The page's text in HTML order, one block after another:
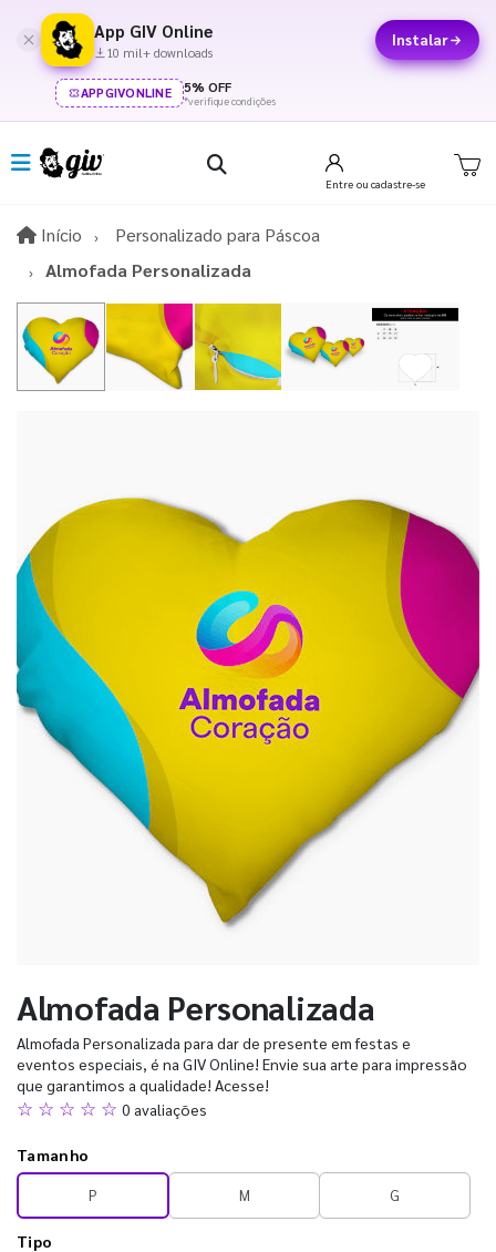
App GIV Online
10 mil+ downloads
Instalar
APPGIVONLINE 5% OFF
*verifique condições
Entre ou cadastre-se
Início InícioPersonalizado para Páscoa​
Almofada Personalizada
Almofada Personalizada
Almofada Personalizada para dar de presente em festas e
eventos especiais, é na GIV Online! Envie sua arte para impressão
que garantimos a qualidade! Acesse!
☆ ☆ ☆ ☆ ☆ 0 avaliações
Tamanho
P M G
Tipo